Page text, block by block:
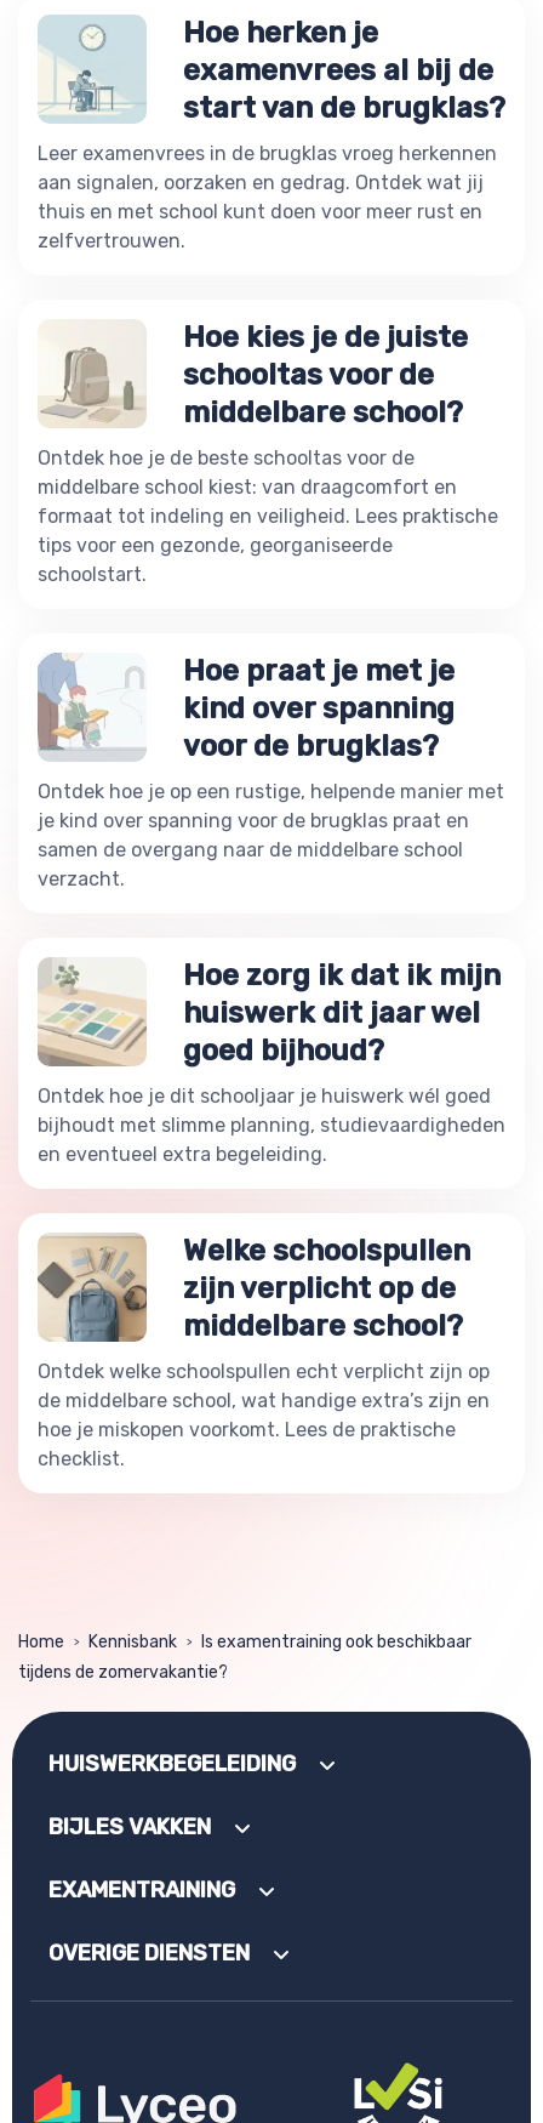
Hoe herken je
examenvrees al bij de
start van de brugklas?
Leer examenvrees in de brugklas vroeg herkennen
aan signalen, oorzaken en gedrag. Ontdek wat jij
thuis en met school kunt doen voor meer rust en
zelfvertrouwen.
Hoe kies je de juiste
schooltas voor de
middelbare school?
Ontdek hoe je de beste schooltas voor de
middelbare school kiest: van draagcomfort en
formaat tot indeling en veiligheid. Lees praktische
tips voor een gezonde, georganiseerde
schoolstart.
Hoe praat je met je
kind over spanning
voor de brugklas?
Ontdek hoe je op een rustige, helpende manier met
je kind over spanning voor de brugklas praat en
samen de overgang naar de middelbare school
verzacht.
Hoe zorg ik dat ik mijn
huiswerk dit jaar wel
goed bijhoud?
Ontdek hoe je dit schooljaar je huiswerk wél goed
bijhoudt met slimme planning, studievaardigheden
en eventueel extra begeleiding.
Welke schoolspullen
zijn verplicht op de
middelbare school?
Ontdek welke schoolspullen echt verplicht zijn op
de middelbare school, wat handige extra’s zijn en
hoe je miskopen voorkomt. Lees de praktische
checklist.
Home > Kennisbank >
Is examentraining ook beschikbaar
tijdens de zomervakantie?
HUISWERKBEGELEIDING
BIJLES VAKKEN
EXAMENTRAINING
OVERIGE DIENSTEN